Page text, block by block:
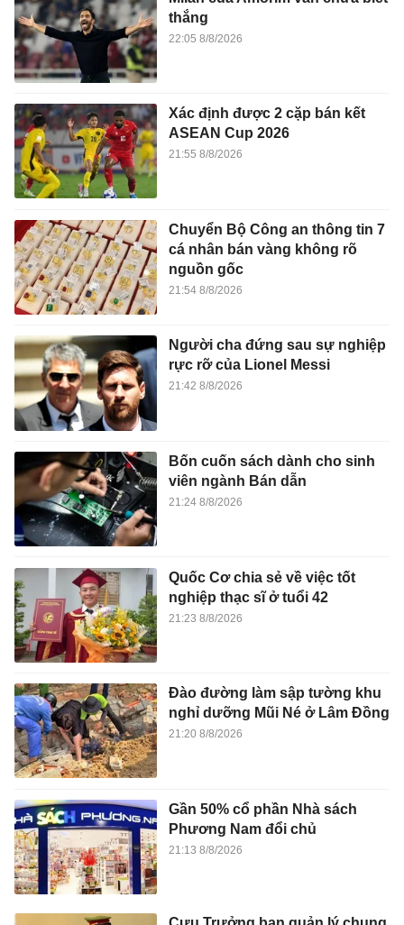
thắng
22:05 8/8/2026
Xác định được 2 cặp bán kết
ASEAN Cup 2026
21:55 8/8/2026
Chuyển Bộ Công an thông tin 7
cá nhân bán vàng không rõ
nguồn gốc
21:54 8/8/2026
Người cha đứng sau sự nghiệp
rực rỡ của Lionel Messi
21:42 8/8/2026
Bốn cuốn sách dành cho sinh
viên ngành Bán dẫn
21:24 8/8/2026
Quốc Cơ chia sẻ về việc tốt
nghiệp thạc sĩ ở tuổi 42
21:23 8/8/2026
Đào đường làm sập tường khu
nghỉ dưỡng Mũi Né ở Lâm Đồng
21:20 8/8/2026
Gần 50% cổ phần Nhà sách
Phương Nam đổi chủ
21:13 8/8/2026